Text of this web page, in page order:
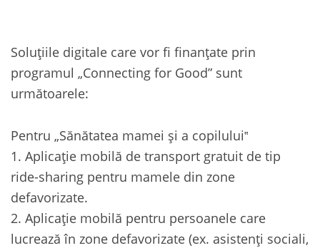
Soluțiile digitale care vor fi finanțate prin
programul „Connecting for Good” sunt
următoarele:
Pentru „Sănătatea mamei și a copilului‟
1. Aplicație mobilă de transport gratuit de tip
ride-sharing pentru mamele din zone
defavorizate.
2. Aplicație mobilă pentru persoanele care
lucrează în zone defavorizate (ex. asistenți sociali,